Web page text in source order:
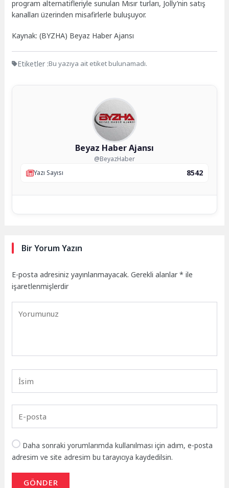
program alternatifleriyle sunulan Mısır turları, Jolly’nin satış
kanalları üzerinden misafirlerle buluşuyor.
Kaynak: (BYZHA) Beyaz Haber Ajansı
Etiketler :Bu yazıya ait etiket bulunamadı.
Beyaz Haber Ajansı
@BeyazHaber
Yazı Sayısı
8542
Bir Yorum Yazın
E-posta adresiniz yayınlanmayacak. Gerekli alanlar* ile
işaretlenmişlerdir
Daha sonraki yorumlarımda kullanılması için adım, e-posta
adresim ve site adresim bu tarayıcıya kaydedilsin.
GÖNDER